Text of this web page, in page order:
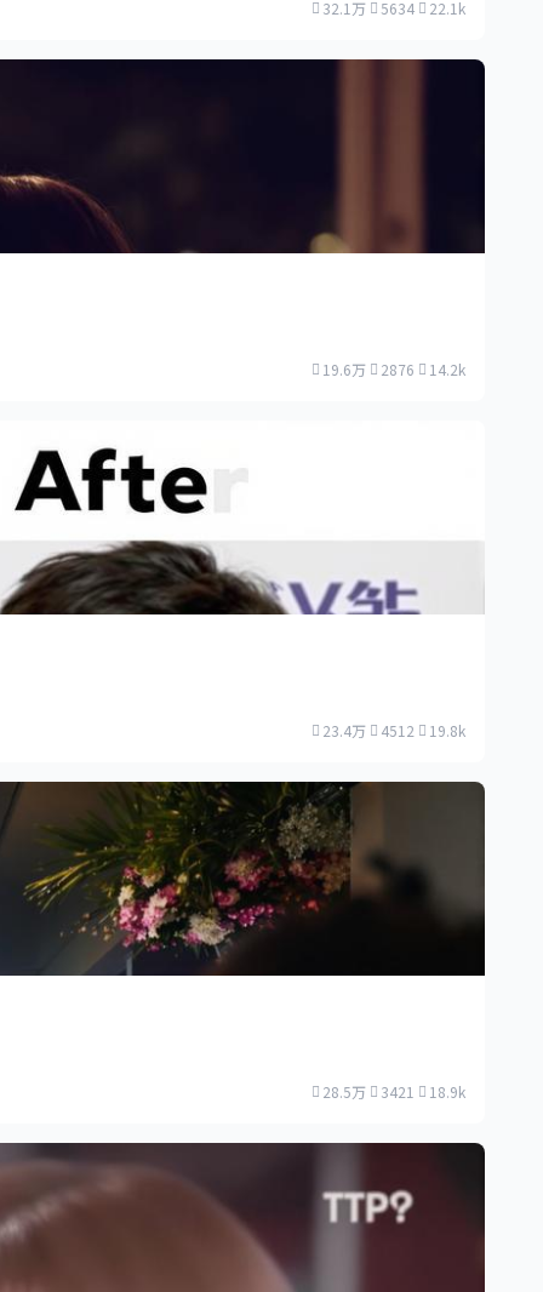
32.1万 5634 22.1k
19.6万 2876 14.2k
23.4万 4512 19.8k
28.5万 3421 18.9k